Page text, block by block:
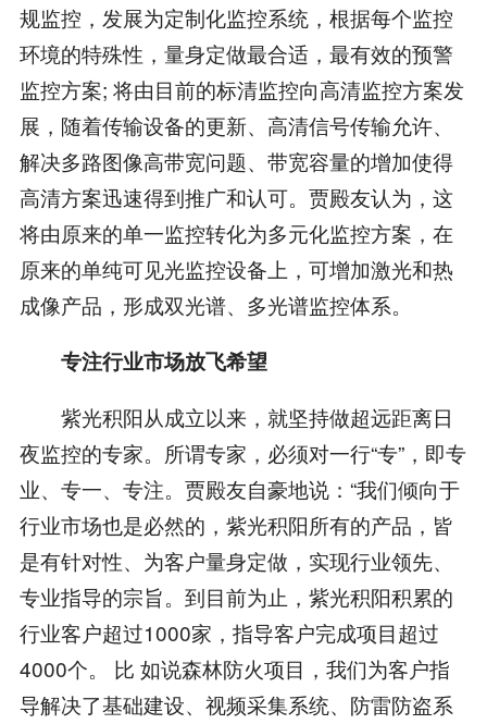
规监控，发展为定制化监控系统，根据每个监控
环境的特殊性，量身定做最合适，最有效的预警
监控方案; 将由目前的标清监控向高清监控方案发
展，随着传输设备的更新、高清信号传输允许、
解决多路图像高带宽问题、带宽容量的增加使得
高清方案迅速得到推广和认可。贾殿友认为，这
将由原来的单一监控转化为多元化监控方案，在
原来的单纯可见光监控设备上，可增加激光和热
成像产品，形成双光谱、多光谱监控体系。
专注行业市场放飞希望
紫光积阳从成立以来，就坚持做超远距离日
夜监控的专家。所谓专家，必须对一行“专”，即专
业、专一、专注。贾殿友自豪地说：“我们倾向于
行业市场也是必然的，紫光积阳所有的产品，皆
是有针对性、为客户量身定做，实现行业领先、
专业指导的宗旨。到目前为止，紫光积阳积累的
行业客户超过1000家，指导客户完成项目超过
4000个。 比 如说森林防火项目，我们为客户指
导解决了基础建设、视频采集系统、防雷防盗系